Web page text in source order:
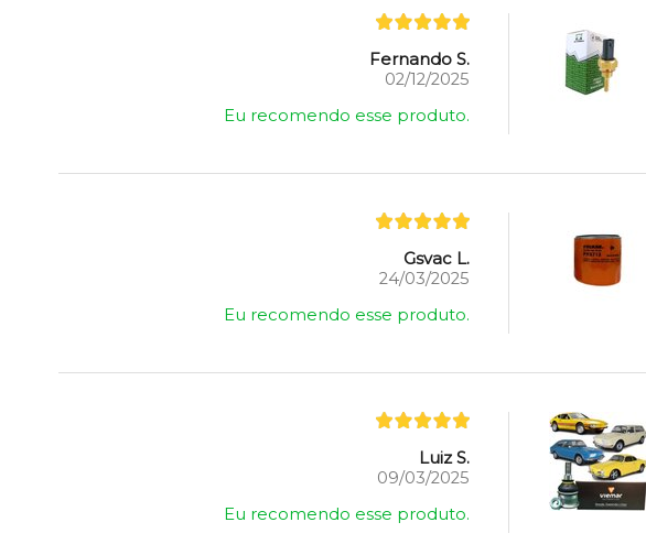
Fernando S.
02/12/2025
Eu recomendo esse produto.
Gsvac L.
24/03/2025
Eu recomendo esse produto.
Luiz S.
09/03/2025
Eu recomendo esse produto.